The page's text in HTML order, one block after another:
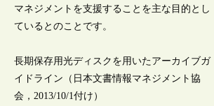
マネジメントを支援することを主な目的とし
ているとのことです。
長期保存用光ディスクを用いたアーカイブガ
イドライン（日本文書情報マネジメント協
会，2013/10/1付け）